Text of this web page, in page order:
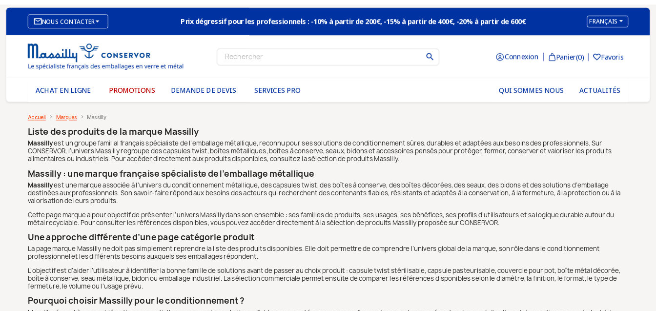
NOUS CONTACTER
SITE E-COMMERCE
NOS AGENCES
MASSILLY CONSERVOR
Prix dégressif pour les professionnels : -10% à partir de 200€, -15% à partir de 400€, -20% à partir de 600€ FRANÇAIS
search Connexion Panier(0) Favoris
ACHAT EN LIGNE PROMOTIONS DEMANDE DE DEVIS SERVICES PRO ACTUALITÉS
QUI SOMMES NOUS
Accueil Marques Massilly
Liste des produits de la marque Massilly
Massillyest un groupe familial français spécialiste de l’emballage métallique, reconnu pour ses solutions de conditionnement sûres, durables et adaptées aux besoins des professionnels. Sur
CONSERVOR, l’univers Massilly regroupe des capsules twist, boîtes métalliques, boîtes à conserve, seaux, bidons et accessoires pensés pour protéger, fermer, conserver et valoriser les produits
alimentaires ou industriels. Pour accéder directement aux produits disponibles, consultez la sélection de produits Massilly.
Massilly : une marque française spécialiste de l’emballage métallique
Massillyest une marque associée à l’univers du conditionnement métallique, des capsules twist, des boîtes à conserve, des boîtes décorées, des seaux, des bidons et des solutions d’emballage
destinées aux professionnels. Son savoir-faire répond aux besoins des acteurs qui recherchent des contenants fiables, résistants et adaptés à la conservation, à la fermeture, à la protection ou à la
valorisation de leurs produits.
Cette page marque a pour objectif de présenter l’univers Massilly dans son ensemble : ses familles de produits, ses usages, ses bénéfices, ses profils d’utilisateurs et sa logique durable autour du
métal recyclable. Pour consulter les références disponibles, vous pouvez accéder directement à la sélection de produits Massilly proposée sur CONSERVOR.
Une approche différente d’une page catégorie produit
La page marque Massilly ne doit pas simplement reprendre la liste des produits disponibles. Elle doit permettre de comprendre l’univers global de la marque, son rôle dans le conditionnement
professionnel et les différents besoins auxquels ses emballages répondent.
L’objectif est d’aider l’utilisateur à identifier la bonne famille de solutions avant de passer au choix produit : capsule twist stérilisable, capsule pasteurisable, couvercle pour pot, boîte métal décorée,
boîte à conserve, seau métallique, bidon ou emballage industriel. La sélection commerciale permet ensuite de comparer les références disponibles selon le diamètre, la finition, le format, le type de
fermeture, le volume ou l’usage prévu.
Pourquoi choisir Massilly pour le conditionnement ?